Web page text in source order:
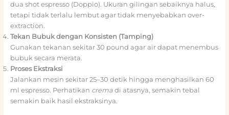
dua shot espresso (Doppio). Ukuran gilingan sebaiknya halus,
tetapi tidak terlalu lembut agar tidak menyebabkan over-
extraction.
Tekan Bubuk dengan Konsisten (Tamping)
Gunakan tekanan sekitar 30 pound agar air dapat menembus
bubuk secara merata.
Proses Ekstraksi
Jalankan mesin sekitar 25–30 detik hingga menghasilkan 60
ml espresso. Perhatikan cremadi atasnya, semakin tebal
semakin baik hasil ekstraksinya.